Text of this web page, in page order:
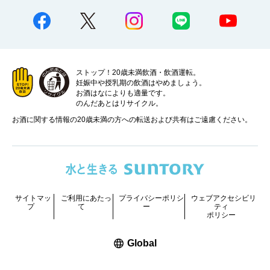
ストップ！20歳未満飲酒・飲酒運転。
妊娠中や授乳期の飲酒はやめましょう。
お酒はなによりも適量です。
のんだあとはリサイクル。
お酒に関する情報の20歳未満の方への転送および共有はご遠慮ください。
サイトマッ
プ
ご利用にあたっ
て
プライバシーポリシ
ー
ウェブアクセシビリ
ティ
ポリシー
Global新しいウィンドウで開く